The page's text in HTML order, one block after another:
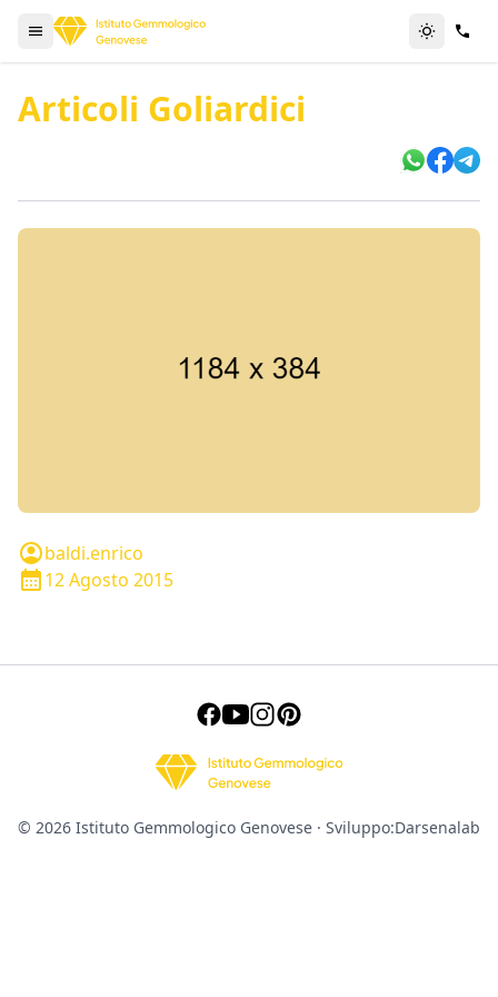
Articoli Goliardici
baldi.enrico
12 Agosto 2015
© 2026 Istituto Gemmologico Genovese · Sviluppo:Darsenalab